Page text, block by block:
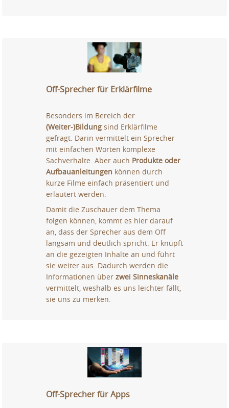
Off-Sprecher für Erklärfilme
Besonders im Bereich der
(Weiter-)Bildungsind Erklärfilme
gefragt. Darin vermittelt ein Sprecher
mit einfachen Worten komplexe
Sachverhalte. Aber auch Produkte oder
Aufbauanleitungen können durch
kurze Filme einfach präsentiert und
erläutert werden.
Damit die Zuschauer dem Thema
folgen können, kommt es hier darauf
an, dass der Sprecher aus dem Off
langsam und deutlich spricht. Er knüpft
an die gezeigten Inhalte an und führt
sie weiter aus. Dadurch werden die
Informationen über zwei Sinneskanäle
vermittelt, weshalb es uns leichter fällt,
sie uns zu merken.
Off-Sprecher für Apps